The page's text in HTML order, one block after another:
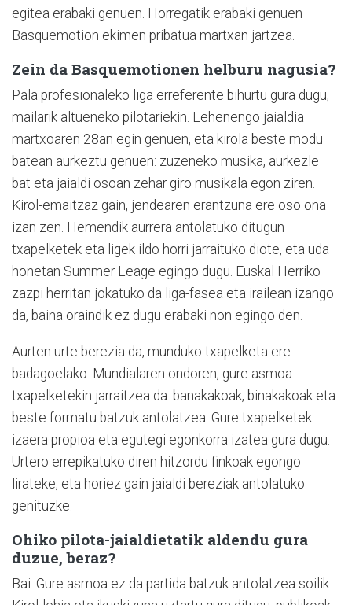
egitea erabaki genuen. Horregatik erabaki genuen
Basquemotion ekimen pribatua martxan jartzea.
Zein da Basquemotionen helburu nagusia?
Pala profesionaleko liga erreferente bihurtu gura dugu,
mailarik altueneko pilotariekin. Lehenengo jaialdia
martxoaren 28an egin genuen, eta kirola beste modu
batean aurkeztu genuen: zuzeneko musika, aurkezle
bat eta jaialdi osoan zehar giro musikala egon ziren.
Kirol-emaitzaz gain, jendearen erantzuna ere oso ona
izan zen. Hemendik aurrera antolatuko ditugun
txapelketek eta ligek ildo horri jarraituko diote, eta uda
honetan Summer Leage egingo dugu. Euskal Herriko
zazpi herritan jokatuko da liga-fasea eta irailean izango
da, baina oraindik ez dugu erabaki non egingo den.
Aurten urte berezia da, munduko txapelketa ere
badagoelako. Mundialaren ondoren, gure asmoa
txapelketekin jarraitzea da: banakakoak, binakakoak eta
beste formatu batzuk antolatzea. Gure txapelketek
izaera propioa eta egutegi egonkorra izatea gura dugu.
Urtero errepikatuko diren hitzordu finkoak egongo
lirateke, eta horiez gain jaialdi bereziak antolatuko
genituzke.
Ohiko pilota-jaialdietatik aldendu gura
duzue, beraz?
Bai. Gure asmoa ez da partida batzuk antolatzea soilik.